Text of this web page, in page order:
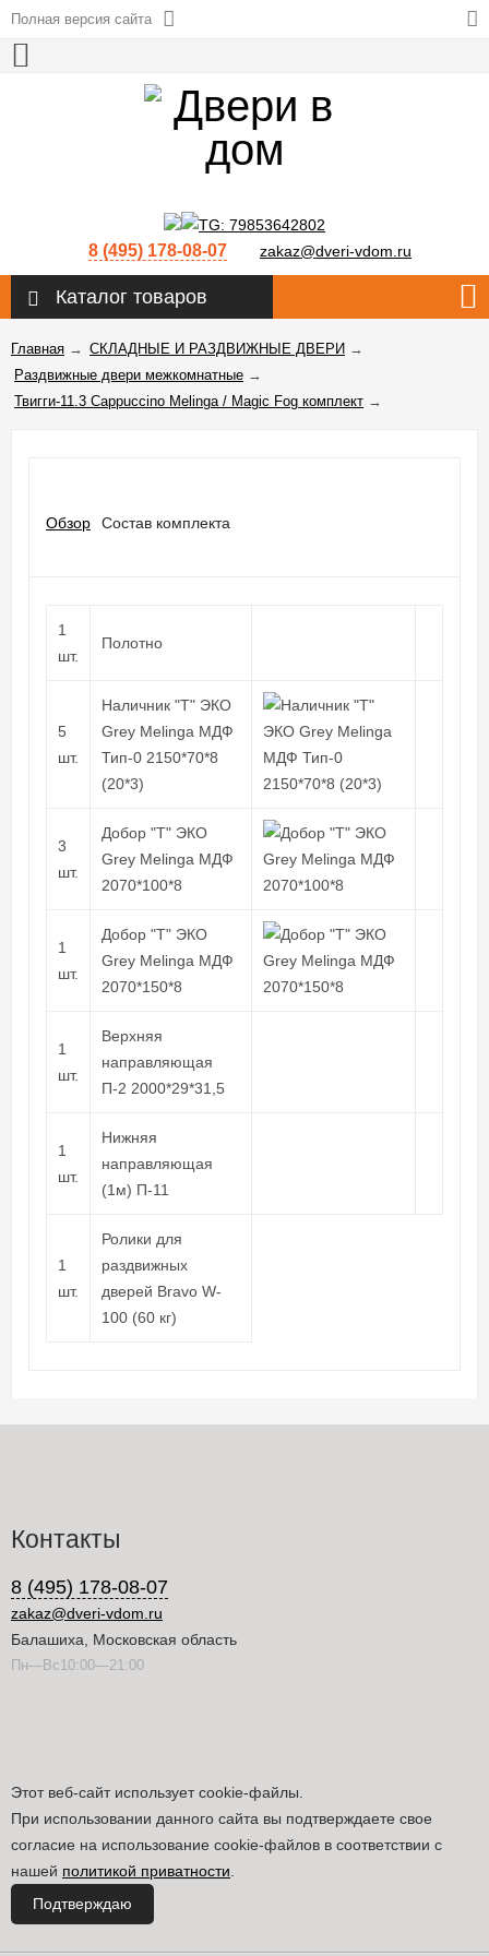
Полная версия сайта
8 (495) 178-08-07 zakaz@dveri-vdom.ru
Каталог товаров
Главная → СКЛАДНЫЕ И РАЗДВИЖНЫЕ ДВЕРИ →
Раздвижные двери межкомнатные →
Твигги-11.3 Cappuccino Melinga / Magic Fog комплект →
Обзор Состав комплекта
1
шт.
Полотно
5
шт.
Наличник "Т" ЭКО
Grey Melinga МДФ
Тип-0 2150*70*8
(20*3)
3
шт.
Добор "Т" ЭКО
Grey Melinga МДФ
2070*100*8
1
шт.
Добор "Т" ЭКО
Grey Melinga МДФ
2070*150*8
1
шт.
Верхняя
направляющая
П-2 2000*29*31,5
1
шт.
Нижняя
направляющая
(1м) П-11
1
шт.
Ролики для
раздвижных
дверей Bravo W-
100 (60 кг)
Контакты
8 (495) 178-08-07
zakaz@dveri-vdom.ru
Балашиха, Московская область
Пн—Вс10:00—21:00
Этот веб-сайт использует cookie-файлы.
При использовании данного сайта вы подтверждаете свое
согласие на использование cookie-файлов в соответствии с
нашей политикой приватности.
Подтверждаю